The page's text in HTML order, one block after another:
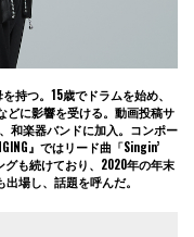
持つ。15歳でドラムを始め、
どに影響を受ける。動画投稿サ
和楽器バンドに加入。コンポー
』ではリード曲「Singin’
も続けており、2020年の年末
出場し、話題を呼んだ。